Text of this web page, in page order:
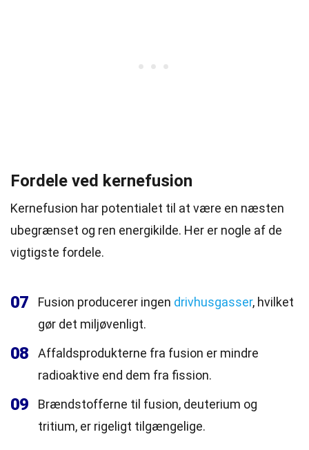
Fordele ved kernefusion
Kernefusion har potentialet til at være en næsten
ubegrænset og ren energikilde. Her er nogle af de
vigtigste fordele.
07 Fusion producerer ingen drivhusgasser, hvilket
gør det miljøvenligt.
08
Affaldsprodukterne fra fusion er mindre
radioaktive end dem fra fission.
09
Brændstofferne til fusion, deuterium og
tritium, er rigeligt tilgængelige.